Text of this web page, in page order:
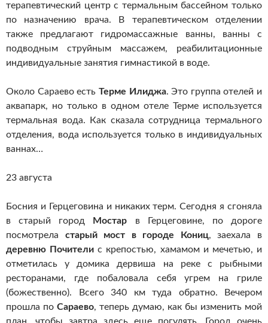
терапевтический центр с термальным бассейном только
по назначению врача. В терапевтическом отделении
также предлагают гидромассажные ванны, ванны с
подводным струйным массажем, реабилитационные
индивидуальные занятия гимнастикой в воде.
Около Сараево есть Терме Илиджа. Это группа отелей и
аквапарк, но только в одном отеле Терме используется
термальная вода. Как сказала сотрудница термального
отделения, вода используется только в индивидуальных
ваннах…
23 августа
Босния и Герцеговина и никаких терм. Сегодня я сгоняла
в старый город
Мостар в Герцеговине, по дороге
посмотрела старый мост в городе Кониц, заехала в
деревню Почители с крепостью, хамамом и мечетью, и
отметилась у домика дервиша на реке с рыбными
ресторанами, где побаловала себя угрем на гриле
(божественно). Всего 340 км туда обратно. Вечером
прошла по Сараево, теперь думаю, как бы изменить мой